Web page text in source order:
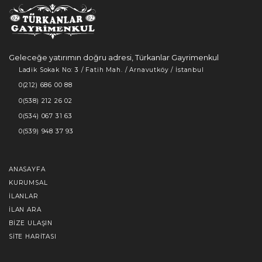
Geleceğe yatırımın doğru adresi, Türkanlar Gayrimenkul
Ladik Sokak No: 3 / Fatih Mah. / Arnavutköy / İstanbul
0(212) 686 00 88
0(538) 212 26 02
0(534) 067 31 63
0(539) 948 37 93
ANASAYFA
KURUMSAL
İLANLAR
İLAN ARA
BIZE ULAŞIN
SITE HARITASI